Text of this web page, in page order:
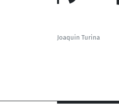
Joaquin Turina